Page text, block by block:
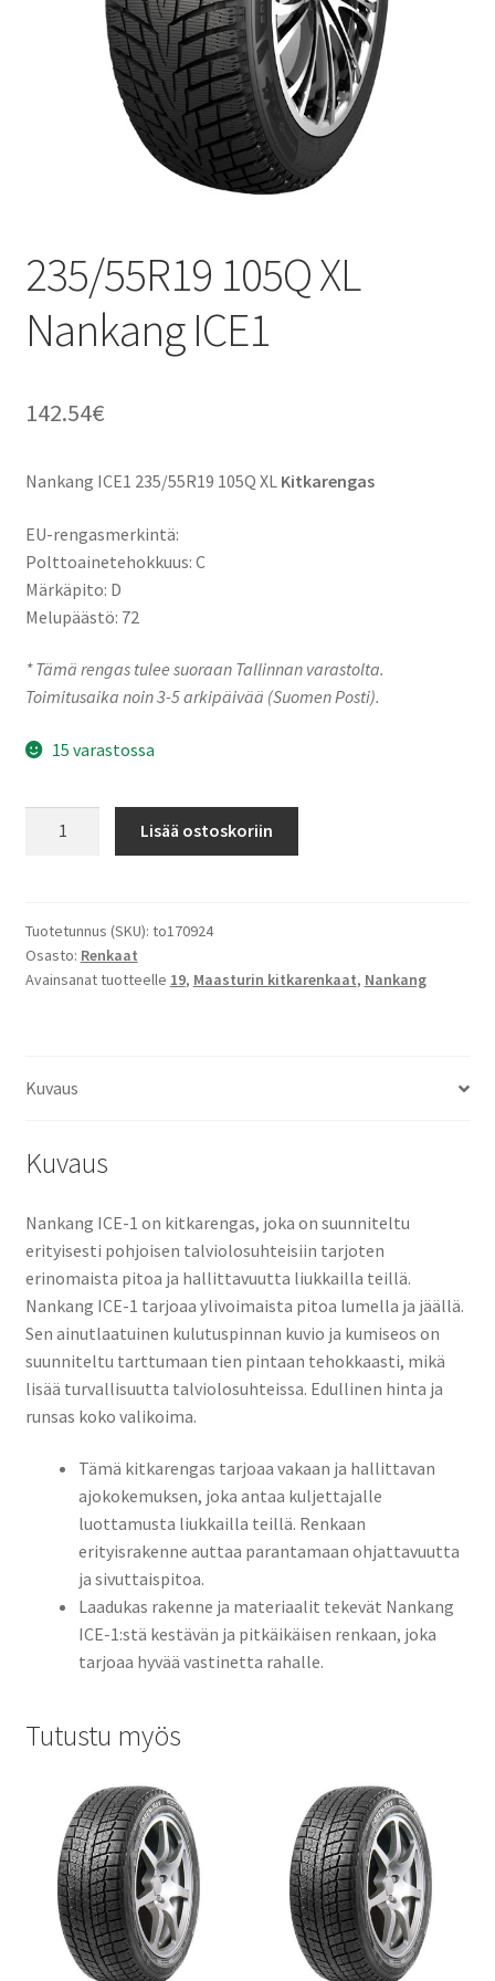
235/55R19 105Q XL
Nankang ICE1
142.54€
Nankang ICE1 235/55R19 105Q XL Kitkarengas
EU-rengasmerkintä:
Polttoainetehokkuus: C
Märkäpito: D
Melupäästö: 72
* Tämä rengas tulee suoraan Tallinnan varastolta.
Toimitusaika noin 3-5 arkipäivää (Suomen Posti).
15 varastossa
ICE1
määrä
Lisää ostoskoriin
Tuotetunnus (SKU): to170924
Osasto: Renkaat
Avainsanat tuotteelle 19, Maasturin kitkarenkaat, Nankang
Kuvaus
Kuvaus
Nankang ICE-1 on kitkarengas, joka on suunniteltu
erityisesti pohjoisen talviolosuhteisiin tarjoten
erinomaista pitoa ja hallittavuutta liukkailla teillä.
Nankang ICE-1 tarjoaa ylivoimaista pitoa lumella ja jäällä.
Sen ainutlaatuinen kulutuspinnan kuvio ja kumiseos on
suunniteltu tarttumaan tien pintaan tehokkaasti, mikä
lisää turvallisuutta talviolosuhteissa. Edullinen hinta ja
runsas koko valikoima.
Tämä kitkarengas tarjoaa vakaan ja hallittavan
ajokokemuksen, joka antaa kuljettajalle
luottamusta liukkailla teillä. Renkaan
erityisrakenne auttaa parantamaan ohjattavuutta
ja sivuttaispitoa.
Laadukas rakenne ja materiaalit tekevät Nankang
ICE-1:stä kestävän ja pitkäikäisen renkaan, joka
tarjoaa hyvää vastinetta rahalle.
Tutustu myös